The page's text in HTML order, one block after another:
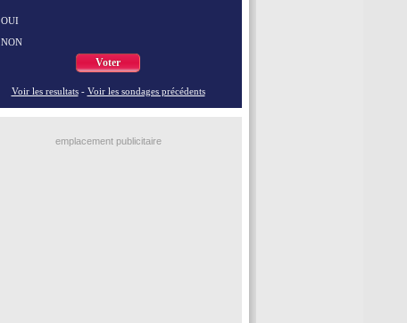
OUI
NON
Voter
Voir les resultats - Voir les sondages précédents
emplacement publicitaire